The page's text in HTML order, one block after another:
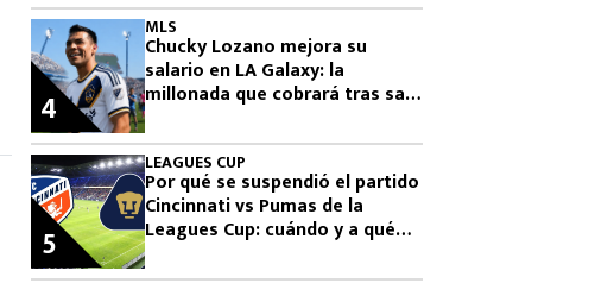
MLS
Chucky Lozano mejora su
salario en LA Galaxy: la
millonada que cobrará tras salir
4
LEAGUES CUP
Por qué se suspendió el partido
Cincinnati vs Pumas de la
Leagues Cup: cuándo y a qué
5